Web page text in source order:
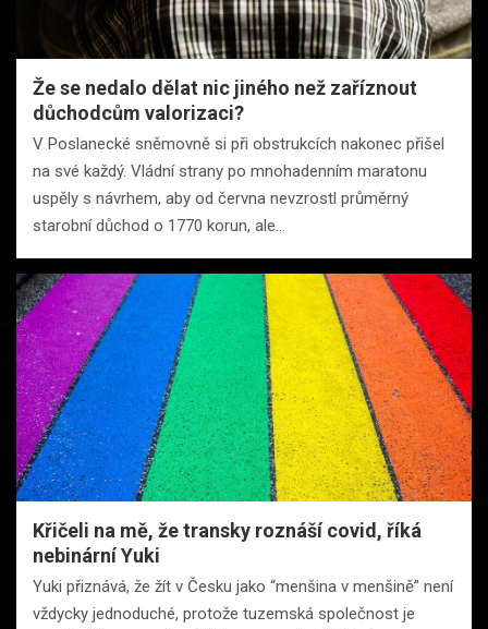
Že se nedalo dělat nic jiného než zaříznout
důchodcům valorizaci?
V Poslanecké sněmovně si při obstrukcích nakonec přišel
na své každý. Vládní strany po mnohadenním maratonu
uspěly s návrhem, aby od června nevzrostl průměrný
starobní důchod o 1770 korun, ale…
Křičeli na mě, že transky roznáší covid, říká
nebinární Yuki
Yuki přiznává, že žít v Česku jako “menšina v menšině” není
vždycky jednoduché, protože tuzemská společnost je